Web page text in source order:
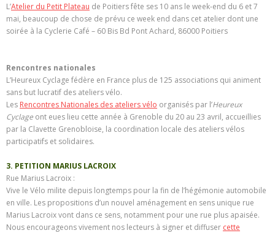
L’Atelier du Petit Plateau de Poitiers fête ses 10 ans le week-end du 6 et 7
mai, beaucoup de chose de prévu ce week end dans cet atelier dont une
soirée à la Cyclerie Café – 60 Bis Bd Pont Achard, 86000 Poitiers
Rencontres nationales
L’Heureux Cyclage fédère en France plus de 125 associations qui animent
sans but lucratif des ateliers vélo.
Les Rencontres Nationales des ateliers vélo organisés par l’Heureux
Cyclage ont eues lieu cette année à Grenoble du 20 au 23 avril, accueillies
par la Clavette Grenobloise, la coordination locale des ateliers vélos
participatifs et solidaires.
3. PETITION MARIUS LACROIX
Rue Marius Lacroix :
Vive le Vélo milite depuis longtemps pour la fin de l’hégémonie automobile
en ville. Les propositions d’un nouvel aménagement en sens unique rue
Marius Lacroix vont dans ce sens, notamment pour une rue plus apaisée.
Nous encourageons vivement nos lecteurs à signer et diffuser cette